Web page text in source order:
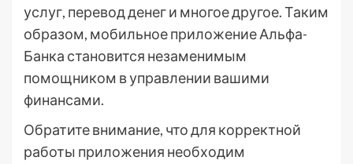
услуг, перевод денег и многое другое. Таким
образом, мобильное приложение Альфа-
Банка становится незаменимым
помощником в управлении вашими
финансами.
Обратите внимание, что для корректной
работы приложения необходим